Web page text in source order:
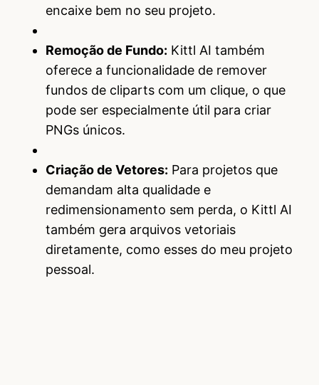
encaixe bem no seu projeto.
Remoção de Fundo: Kittl AI também
oferece a funcionalidade de remover
fundos de cliparts com um clique, o que
pode ser especialmente útil para criar
PNGs únicos.
Criação de Vetores: Para projetos que
demandam alta qualidade e
redimensionamento sem perda, o Kittl AI
também gera arquivos vetoriais
diretamente, como esses do meu projeto
pessoal.